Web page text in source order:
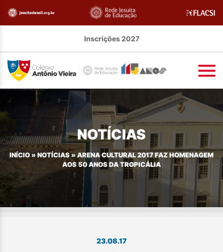
Inscrições 2027
NOTÍCIAS
INÍCIO » NOTÍCIAS »ARENA CULTURAL 2017 FAZ HOMENAGEM
AOS 50 ANOS DA TROPICÁLIA
23.08.17